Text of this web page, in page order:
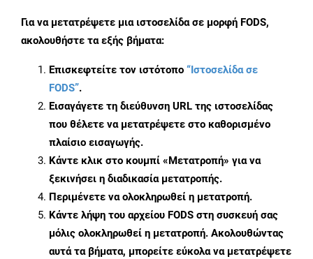
Για να μετατρέψετε μια ιστοσελίδα σε μορφή FODS,
ακολουθήστε τα εξής βήματα:
Επισκεφτείτε τον ιστότοπο “Ιστοσελίδα σε
FODS”.
Εισαγάγετε τη διεύθυνση URL της ιστοσελίδας
που θέλετε να μετατρέψετε στο καθορισμένο
πλαίσιο εισαγωγής.
Κάντε κλικ στο κουμπί «Μετατροπή» για να
ξεκινήσει η διαδικασία μετατροπής.
Περιμένετε να ολοκληρωθεί η μετατροπή.
Κάντε λήψη του αρχείου FODS στη συσκευή σας
μόλις ολοκληρωθεί η μετατροπή. Ακολουθώντας
αυτά τα βήματα, μπορείτε εύκολα να μετατρέψετε